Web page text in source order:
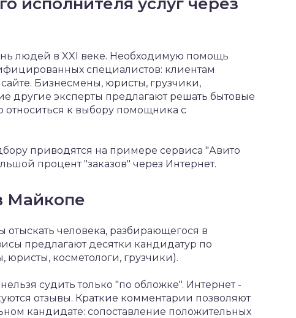
людей в XXI веке. Необходимую помощь
специалистов: клиентам
Бизнесмены, юристы, грузчики,
другие эксперты предлагают решать бытовые
к выбору помощника с
приводятся на примере сервиса "Авито
процент "заказов" через Интернет.
Майкопе
отыскать человека, разбирающегося в
предлагают десятки кандидатур по
косметологи, грузчики).
судить только "по обложке". Интернет -
отзывы. Краткие комментарии позволяют
кандидате: сопоставление положительных